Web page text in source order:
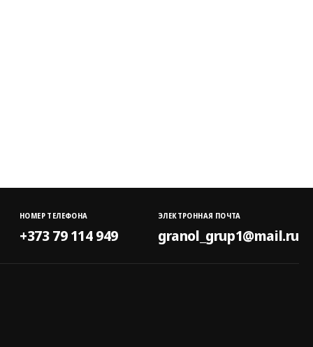
НОМЕР ТЕЛЕФОНА
+373 79 114 949
ЭЛЕКТРОННАЯ ПОЧТА
granol_grup1@mail.ru